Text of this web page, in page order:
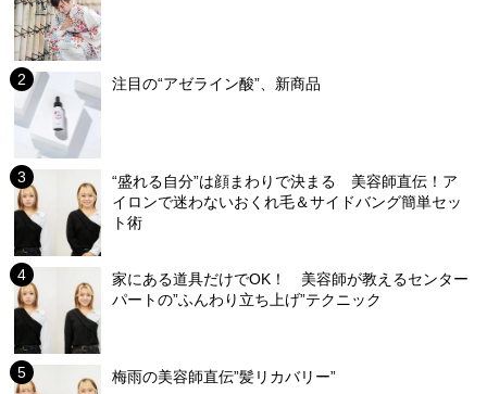
注目の“アゼライン酸”、新商品
“盛れる自分”は顔まわりで決まる 美容師直伝！ア
イロンで迷わないおくれ毛＆サイドバング簡単セッ
ト術
家にある道具だけでOK！ 美容師が教えるセンター
パートの”ふんわり立ち上げ”テクニック
梅雨の美容師直伝”髪リカバリー”